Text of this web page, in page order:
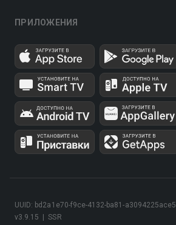
ПРИЛОЖЕНИЯ
v3.9.15 SSR
UUID: bd2a1e70-f9ce-4132-ba81-a3094225ace5